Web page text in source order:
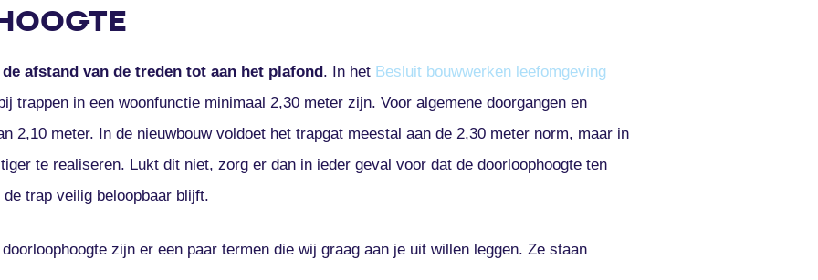
de afstand van de treden tot aan het plafond. In het Besluit bouwwerken leefomgeving
trappen in een woonfunctie minimaal 2,30 meter zijn. Voor algemene doorgangen en
2,10 meter. In de nieuwbouw voldoet het trapgat meestal aan de 2,30 meter norm, maar in
te realiseren. Lukt dit niet, zorg er dan in ieder geval voor dat de doorloophoogte ten
trap veilig beloopbaar blijft.
zijn er een paar termen die wij graag aan je uit willen leggen. Ze staan